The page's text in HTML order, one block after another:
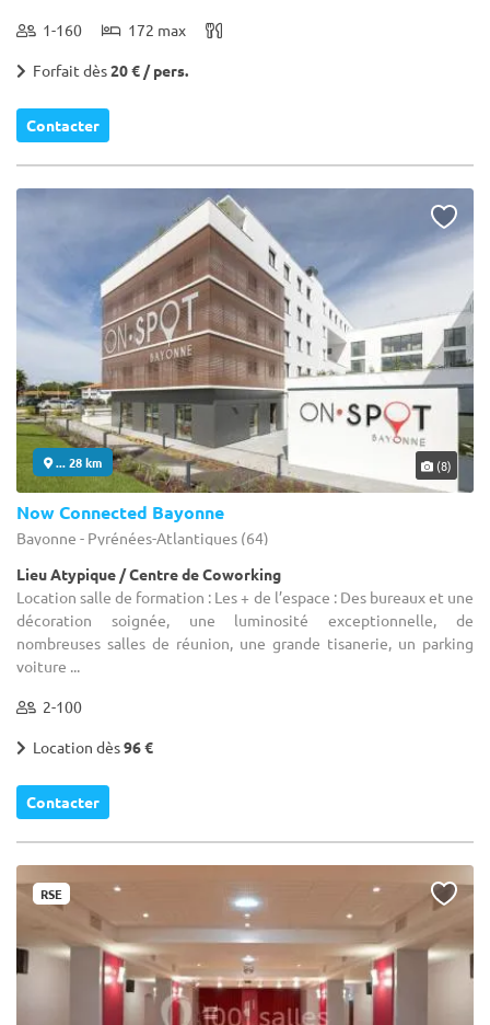
1-160 172 max
Forfait dès20 € / pers.
Contacter
... 28 km (8)
Now Connected Bayonne
Bayonne - Pyrénées-Atlantiques (64)
Lieu Atypique / Centre de Coworking
Location salle de formation : Les + de l’espace : Des bureaux et une
décoration soignée, une luminosité exceptionnelle, de
nombreuses salles de réunion, une grande tisanerie, un parking
voiture ...
2-100
Location dès96 €
Contacter
RSE